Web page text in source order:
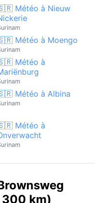
Météo à Nieuw
Météo à Moengo
Météo à
Météo à Albina
Météo à
300 km)